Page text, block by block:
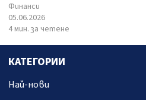
Финанси
05.06.2026
4 мин. за четене
КАТЕГОРИИ
Най-нови